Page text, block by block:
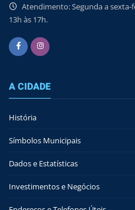
Atendimento: Segunda a sexta-
13h às 17h.
A CIDADE
História
Símbolos Municipais
Dados e Estatísticas
Investimentos e Negócios